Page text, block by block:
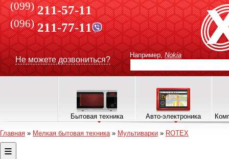
(099) 211-57-11
(096)211-77-11
Не можете дозвониться?
Например, Nokia
Бытовая техника Авто-электроника
Главная » Мелкая бытовая техника» Мультиварки » ROTEX